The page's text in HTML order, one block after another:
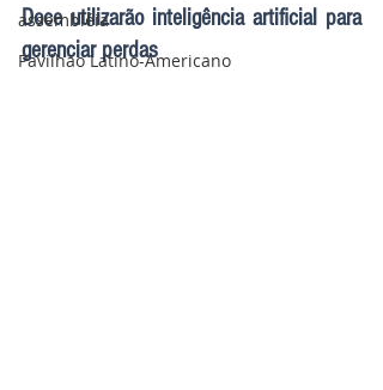
assembléia
Pavilhão Latino-Americano
Doce utilizarão inteligência artificial para
gerenciar perdas